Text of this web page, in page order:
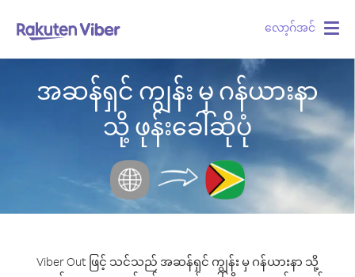
လော့ဂ်အင်
အဆန်ရှင် ကျွန်း မှ ဂန်ယားနာ
သို့ ဖုန်းခေါ်ဆိုပုံ
Viber Out ဖြင့် သင်သည် အဆန်ရှင် ကျွန်း မှ ဂန်ယားနာ သို့